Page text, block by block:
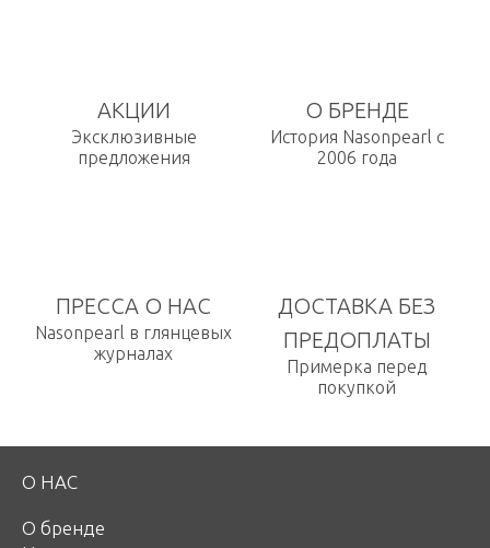
АКЦИИ
Эксклюзивные
предложения
О БРЕНДЕ
История Nasonpearl с
2006 года
ПРЕССА О НАС
Nasonpearl в глянцевых
журналах
ДОСТАВКА БЕЗ
ПРЕДОПЛАТЫ
Примерка перед
покупкой
О НАС
О бренде